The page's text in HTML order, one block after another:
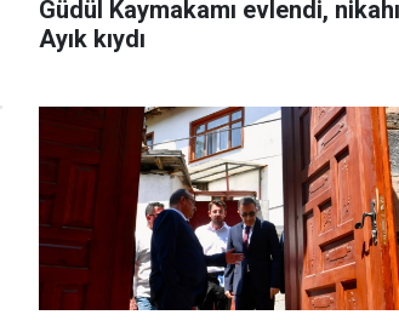
Güdül Kaymakamı evlendi, nikahı
Ayık kıydı